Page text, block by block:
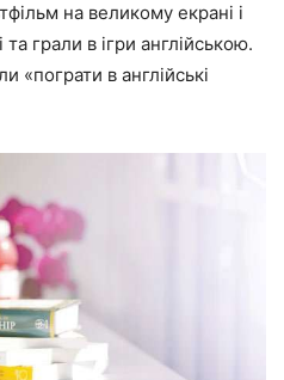
на великому екрані і
та грали в ігри англійською.
«пограти в англійські